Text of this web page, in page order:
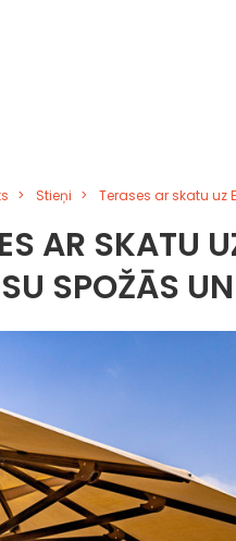
Stieņi Terases ar skatu uz
AR SKATU
SPOŽĀS